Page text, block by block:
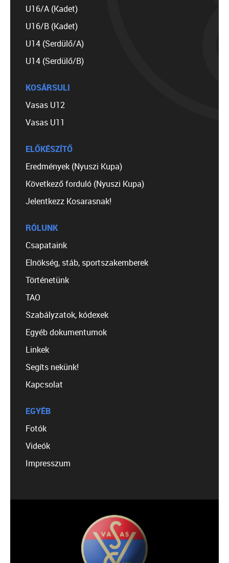
U16/A (Kadet)
U16/B (Kadet)
U14 (Serdülő/A)
U14 (Serdülő/B)
KOSÁRSULI
Vasas U12
Vasas U11
ELŐKÉSZÍTŐ
Eredmények (Nyuszi Kupa)
Következő forduló (Nyuszi Kupa)
Jelentkezz Kosarasnak!
RÓLUNK
Csapataink
Elnökség, stáb, sportszakemberek
Történetünk
TAO
Szabályzatok, kódexek
Egyéb dokumentumok
Linkek
Segíts nekünk!
Kapcsolat
EGYÉB
Fotók
Videók
Impresszum